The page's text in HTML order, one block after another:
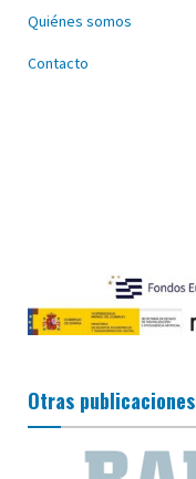
Quiénes somos
Contacto
Otras publicaciones